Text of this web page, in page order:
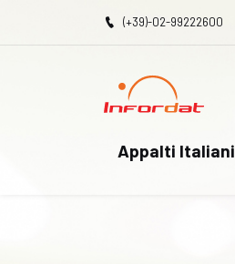
(+39)-02-99222600
Appalti Italiani